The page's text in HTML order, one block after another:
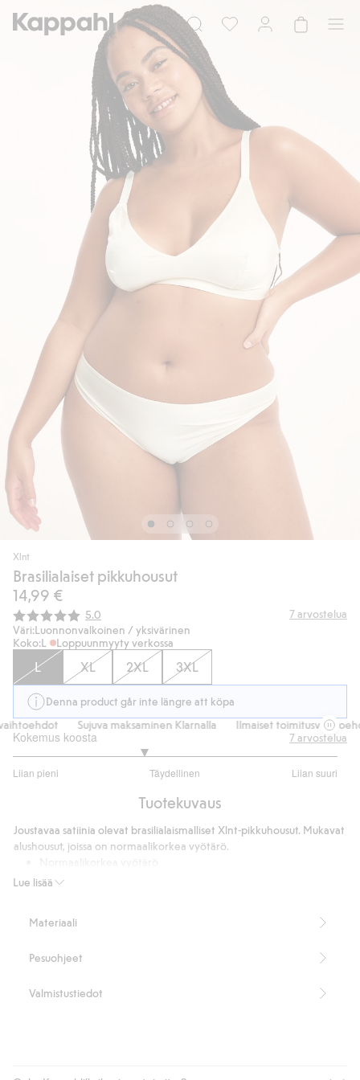
Xlnt
Brasilialaiset pikkuhousut
14,99 €
Keskimääräinen luokitus:
5.0 7arvostelua
Väri:Luonnonvalkoinen / yksivärinen
Koko:L Loppuunmyyty verkossa
L XL 2XL 3XL
Denna product går inte längre att köpa
Sujuva maksaminen Klarnalla Ilmaiset
Kokemus koosta
Liian pieni Täydellinen Liian suuri
/
ääneen
7arvostelua
Tuotekuvaus
Lue lisää
Joustavaa satiinia olevat brasilialaismalliset Xlnt-pikkuhousut. Mukavat
alushousut, joissa on normaalikorkea vyötärö.
Sisältää 70 % kierrätettyä polyamidia.
Materiaali
Pesuohjeet
Valmistustiedot